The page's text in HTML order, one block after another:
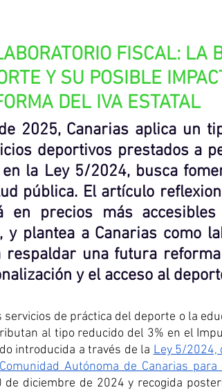
FISCAL: LA
Y SU POSIBLE
DEL IVA ESTATAL
2025, Canarias aplica un
deportivos prestados a
la Ley 5/2024, busca
pública. El artículo
en precios más
y plantea a Canarias como
respaldar una futura
y el acceso al
servicios de práctica del deporte o la
al tipo reducido del 3% en el
introducida a través de la Ley 5/2024,
Autónoma de Canarias para
de diciembre de 2024 y recogida